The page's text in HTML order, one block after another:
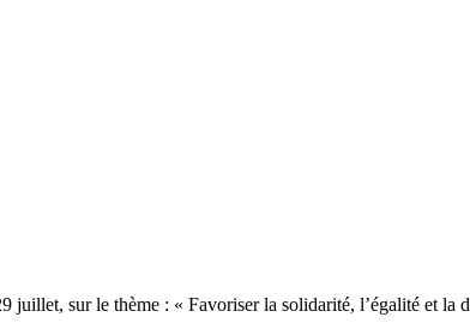
sur le thème : « Favoriser la solidarité, l’égalité et la